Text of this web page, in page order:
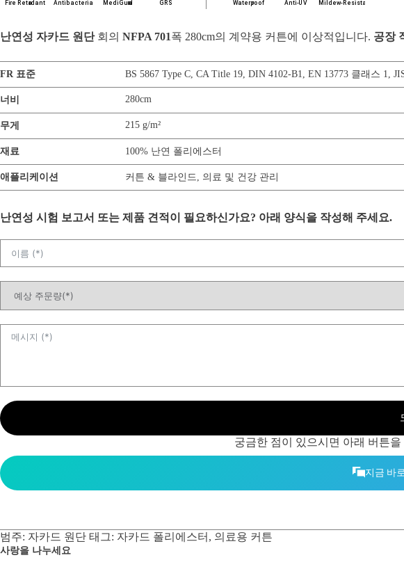
난연성 자카드 원단회의 NFPA 701폭 280cm의 계약용 커튼에 이상적입니다. 공장
FR 표준 BS 5867 Type C, CA Title 19, DIN 4102-B1, EN 13773 클래스 1,
너비 280cm
무게 215 g/m²
재료 100% 난연 폴리에스터
애플리케이션 커튼 & 블라인드, 의료 및 건강 관리
난연성 시험 보고서 또는 제품 견적이 필요하신가요? 아래 양식을 작성해 주세요.
궁금한 점이 있으시면 아래 버튼
지금 바
범주: 자카드 원단 태그: 자카드 폴리에스터 , 의료용 커튼
사랑을 나누세요